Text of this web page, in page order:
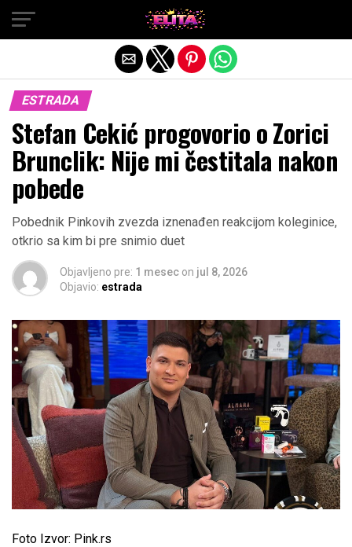
ESTRADA
Stefan Cekić progovorio o Zorici
Brunclik: Nije mi čestitala nakon
pobede
Pobednik Pinkovih zvezda iznenađen reakcijom koleginice,
otkrio sa kim bi pre snimio duet
Objavljeno pre: 1 mesec on jul 8, 2026
Objavio: estrada
Foto Izvor: Pink.rs
Exit mobile version